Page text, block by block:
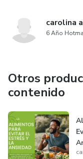
carolina
6 Año
Otros
contenido